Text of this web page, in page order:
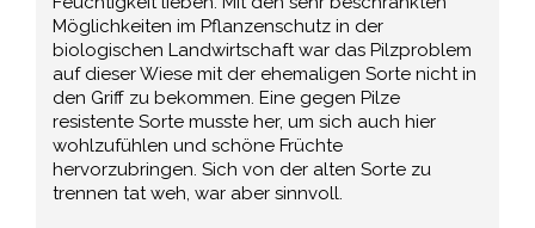
Möglichkeiten im Pflanzenschutz in der
biologischen Landwirtschaft war das Pilzproblem
auf dieser Wiese mit der ehemaligen Sorte nicht in
den Griff zu bekommen. Eine gegen Pilze
resistente Sorte musste her, um sich auch hier
wohlzufühlen und schöne Früchte
hervorzubringen. Sich von der alten Sorte zu
trennen tat weh, war aber sinnvoll.